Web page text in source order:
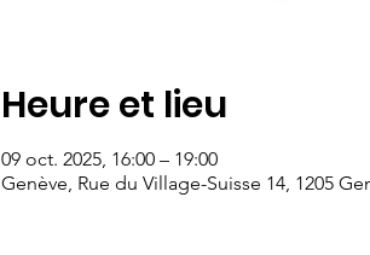
Heure et lieu
09 oct. 2025, 16:00 – 19:00
Genève, Rue du Village-Suisse 14, 1205